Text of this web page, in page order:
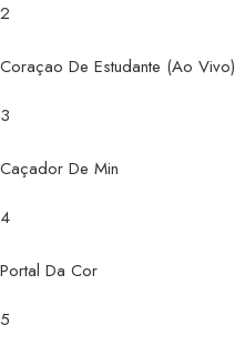
2
Coraçao De Estudante (Ao Vivo)
3
Caçador De Min
4
Portal Da Cor
5